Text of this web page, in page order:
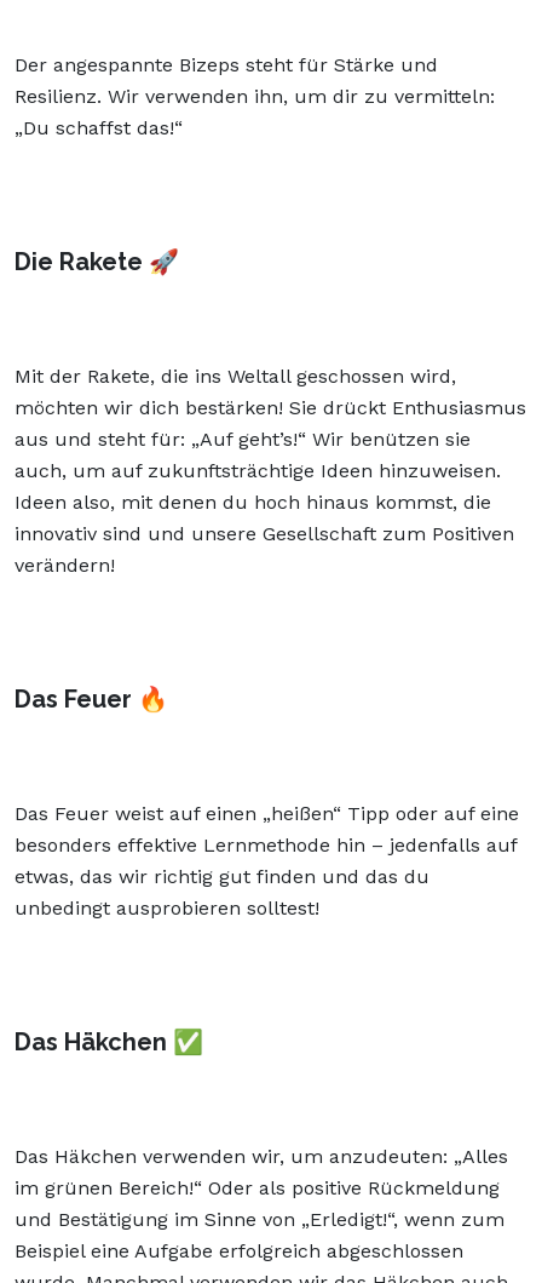
Der angespannte Bizeps steht für Stärke und
Resilienz. Wir verwenden ihn, um dir zu vermitteln:
„Du schaffst das!“
Die Rakete 🚀
Mit der Rakete, die ins Weltall geschossen wird,
möchten wir dich bestärken! Sie drückt Enthusiasmus
aus und steht für: „Auf geht’s!“ Wir benützen sie
auch, um auf zukunftsträchtige Ideen hinzuweisen.
Ideen also, mit denen du hoch hinaus kommst, die
innovativ sind und unsere Gesellschaft zum Positiven
verändern!
Das Feuer 🔥
Das Feuer weist auf einen „heißen“ Tipp oder auf eine
besonders effektive Lernmethode hin – jedenfalls auf
etwas, das wir richtig gut finden und das du
unbedingt ausprobieren solltest!
Das Häkchen ✅
Das Häkchen verwenden wir, um anzudeuten: „Alles
im grünen Bereich!“ Oder als positive Rückmeldung
und Bestätigung im Sinne von „Erledigt!“, wenn zum
Beispiel eine Aufgabe erfolgreich abgeschlossen